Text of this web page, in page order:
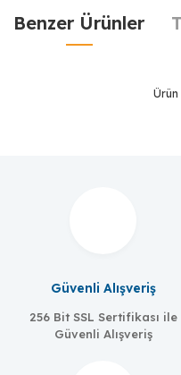
Benzer Ürünler
Ürün
Güvenli Alışveriş
256 Bit SSL Sertifikası ile
Güvenli Alışveriş